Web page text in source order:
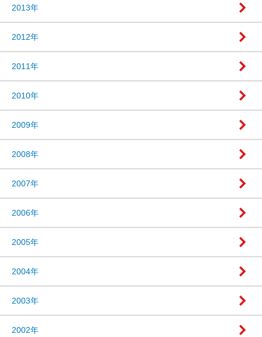
2013年
2012年
2011年
2010年
2009年
2008年
2007年
2006年
2005年
2004年
2003年
2002年